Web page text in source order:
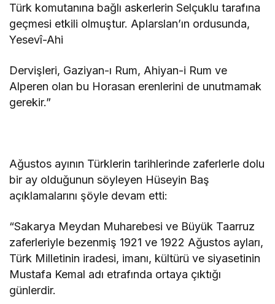
Türk komutanına bağlı askerlerin Selçuklu tarafına
geçmesi etkili olmuştur. Aplarslan’ın ordusunda,
Yesevî-Ahi
Dervişleri, Gaziyan-ı Rum, Ahiyan-i Rum ve
Alperen olan bu Horasan erenlerini de unutmamak
gerekir.”
Ağustos ayının Türklerin tarihlerinde zaferlerle dolu
bir ay olduğunun söyleyen Hüseyin Baş
açıklamalarını şöyle devam etti:
“Sakarya Meydan Muharebesi ve Büyük Taarruz
zaferleriyle bezenmiş 1921 ve 1922 Ağustos ayları,
Türk Milletinin iradesi, imanı, kültürü ve siyasetinin
Mustafa Kemal adı etrafında ortaya çıktığı
günlerdir.